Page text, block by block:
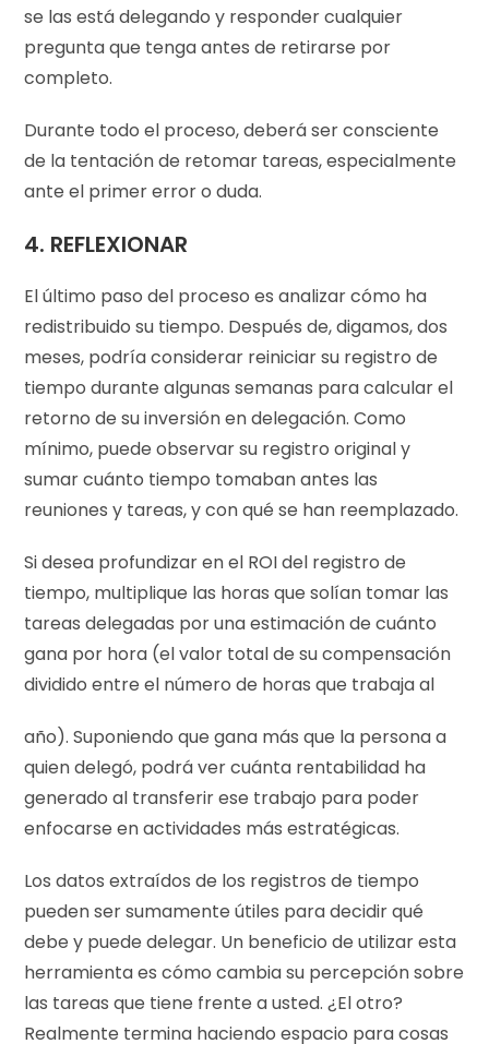
se las está delegando y responder cualquier
pregunta que tenga antes de retirarse por
completo.
Durante todo el proceso, deberá ser consciente
de la tentación de retomar tareas, especialmente
ante el primer error o duda.
4. REFLEXIONAR
El último paso del proceso es analizar cómo ha
redistribuido su tiempo. Después de, digamos, dos
meses, podría considerar reiniciar su registro de
tiempo durante algunas semanas para calcular el
retorno de su inversión en delegación. Como
mínimo, puede observar su registro original y
sumar cuánto tiempo tomaban antes las
reuniones y tareas, y con qué se han reemplazado.
Si desea profundizar en el ROI del registro de
tiempo, multiplique las horas que solían tomar las
tareas delegadas por una estimación de cuánto
gana por hora (el valor total de su compensación
dividido entre el número de horas que trabaja al
año). Suponiendo que gana más que la persona a
quien delegó, podrá ver cuánta rentabilidad ha
generado al transferir ese trabajo para poder
enfocarse en actividades más estratégicas.
Los datos extraídos de los registros de tiempo
pueden ser sumamente útiles para decidir qué
debe y puede delegar. Un beneficio de utilizar esta
herramienta es cómo cambia su percepción sobre
las tareas que tiene frente a usted. ¿El otro?
Realmente termina haciendo espacio para cosas